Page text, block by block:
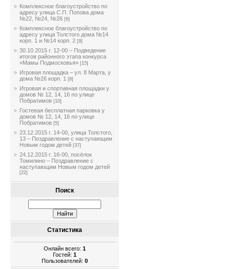
Комплексное благоустройство по
адресу улица С.П. Попова дома
№22, №24, №26 [6]
Комплексное благоустройство по
адресу улица Толстого дома №14
корп. 1 и №14 корп. 2 [9]
30.10.2015 г. 12-00 – Подведение
итогов районного этапа конкурса
«Мамы Подмосковья» [15]
Игровая площадка – ул. 8 Марта, у
дома №26 корп. 1 [8]
Игровая и спортивная площадки у
домов № 12, 14, 16 по улице
Побратимов [10]
Гостевая бесплатная парковка у
домов № 12, 14, 16 по улице
Побратимов [5]
23.12.2015 г. 14-00, улица Толстого,
13 – Поздравление с наступающим
Новым годом детей [37]
24.12.2015 г. 16-00, посёлок
Томилино – Поздравление с
наступающим Новым годом детей
[22]
Поиск
Статистика
Онлайн всего: 1
Гостей: 1
Пользователей: 0